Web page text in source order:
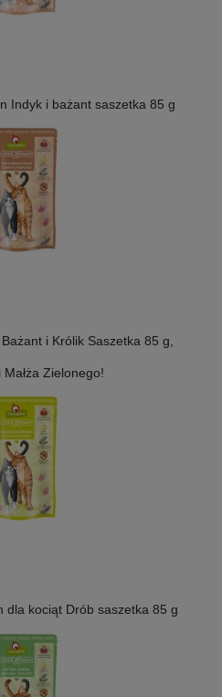
Indyk i bażant saszetka 85 g
i Królik Saszetka 85 g,
Zielonego!
dla kociąt Drób saszetka 85 g